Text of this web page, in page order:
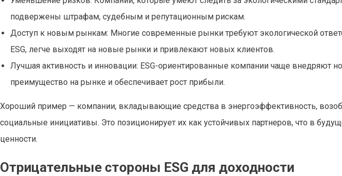
подвержены штрафам, судебным и репутационным рискам.
Доступ к новым рынкам: Многие современные рынки требуют экологической
ESG, легче выходят на новые рынки и привлекают новых клиентов.
Лучшая активность и инновации: ESG-ориентированные компании чаще внедряют
преимущество на рынке и обеспечивает рост прибыли.
Хороший пример — компании, вкладывающие средства в энергоэффективность,
социальные инициативы. Это позиционирует их как устойчивых партнеров, что в
ценности.
Отрицательные стороны ESG для доходности